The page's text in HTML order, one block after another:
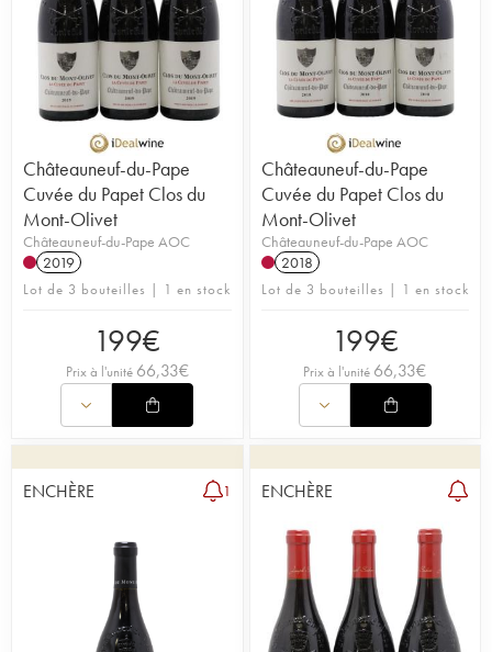
Châteauneuf-du-Pape
Cuvée du Papet Clos du
Mont-Olivet
Châteauneuf-du-Pape AOC
2019
Lot de 3 bouteilles | 1 en stock
199€
Prix à l'unité 66,33€
Châteauneuf-du-Pape
Cuvée du Papet Clos du
Mont-Olivet
Châteauneuf-du-Pape AOC
2018
Lot de 3 bouteilles | 1 en stock
199€
Prix à l'unité 66,33€
ENCHÈRE 1 ENCHÈRE